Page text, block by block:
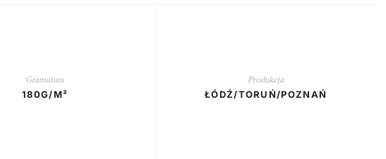
Gramatura
180G/M²
Produkcja
ŁÓDŹ/TORUŃ/POZNAŃ